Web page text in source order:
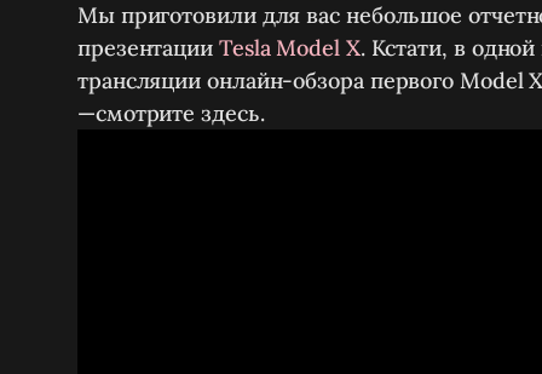
Мы приготовили для вас небольшое
презентации Tesla Model X. Кстати, в
трансляции онлайн-обзора первого Model
—смотрите здесь.